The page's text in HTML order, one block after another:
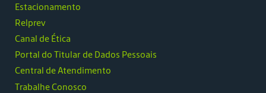
Estacionamento
Relprev
Canal de Ética
Portal do Titular de Dados Pessoais
Central de Atendimento
Trabalhe Conosco